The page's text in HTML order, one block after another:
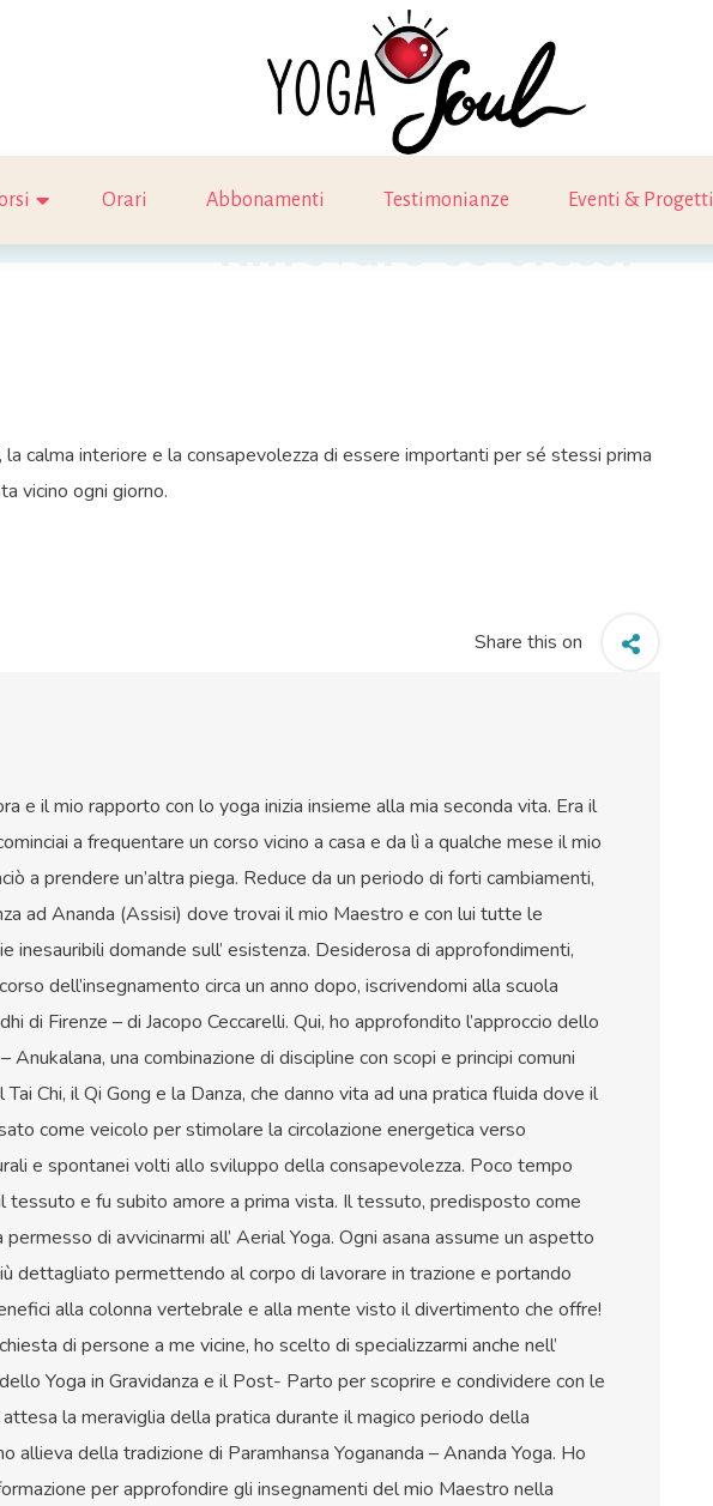
Orari Abbonamenti Testimonianze Eventi & Progetti
Ritrovare se stessi
calma interiore e la consapevolezza di essere importanti per sé stessi prima
vicino ogni giorno.
Share this on
e il mio rapporto con lo yoga inizia insieme alla mia seconda vita. Era il
a frequentare un corso vicino a casa e da lì a qualche mese il mio
a prendere un’altra piega. Reduce da un periodo di forti cambiamenti,
ad Ananda (Assisi) dove trovai il mio Maestro e con lui tutte le
inesauribili domande sull’ esistenza. Desiderosa di approfondimenti,
dell’insegnamento circa un anno dopo, iscrivendomi alla scuola
di Firenze – di Jacopo Ceccarelli. Qui, ho approfondito l’approccio dello
Anukalana, una combinazione di discipline con scopi e principi comuni
Tai Chi, il Qi Gong e la Danza, che danno vita ad una pratica fluida dove il
come veicolo per stimolare la circolazione energetica verso
e spontanei volti allo sviluppo della consapevolezza. Poco tempo
tessuto e fu subito amore a prima vista. Il tessuto, predisposto come
permesso di avvicinarmi all’ Aerial Yoga. Ogni asana assume un aspetto
dettagliato permettendo al corpo di lavorare in trazione e portando
alla colonna vertebrale e alla mente visto il divertimento che offre!
di persone a me vicine, ho scelto di specializzarmi anche nell’
Yoga in Gravidanza e il Post- Parto per scoprire e condividere con le
la meraviglia della pratica durante il magico periodo della
allieva della tradizione di Paramhansa Yogananda – Ananda Yoga. Ho
per approfondire gli insegnamenti del mio Maestro nella